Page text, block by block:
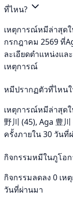
ที่ไหน?
เหตุการณ์หมีล่าสุดใ
กรกฎาคม 2569 ที่
ละเอียดตำแหน่งแ
เหตุการณ์
หมีปรากฏตัวที่ไหนใ
เหตุการณ์หมีล่าสุดใ
野川 (45), Aga 豊
ครั้งภายใน 30 วันที่
กิจกรรมหมีในภูโอก
กิจกรรมลดลง 0 เห
วันที่ผ่านมา